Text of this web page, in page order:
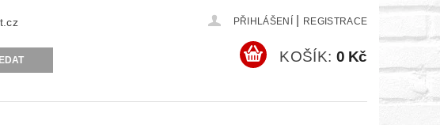
PŘIHLÁŠENÍ REGISTRACE
KOŠÍK: 0 Kč